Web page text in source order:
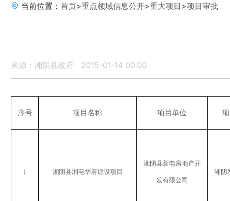
当前位置： 首页>重点领域信息公开>重大项目 >项目审批
来源：湘阴县政府 2015-01-14 00:00
序号 项目名称 项目单位
1 湘阴县湘电华府建设项目
湘阴县新电房地产开
发有限公司
湘阴